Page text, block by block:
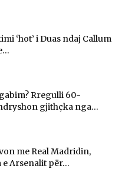
‘hot’ i Duas ndaj Callum
Rregulli 60-
gjithçka nga...
me Real Madridin,
e Arsenalit për...